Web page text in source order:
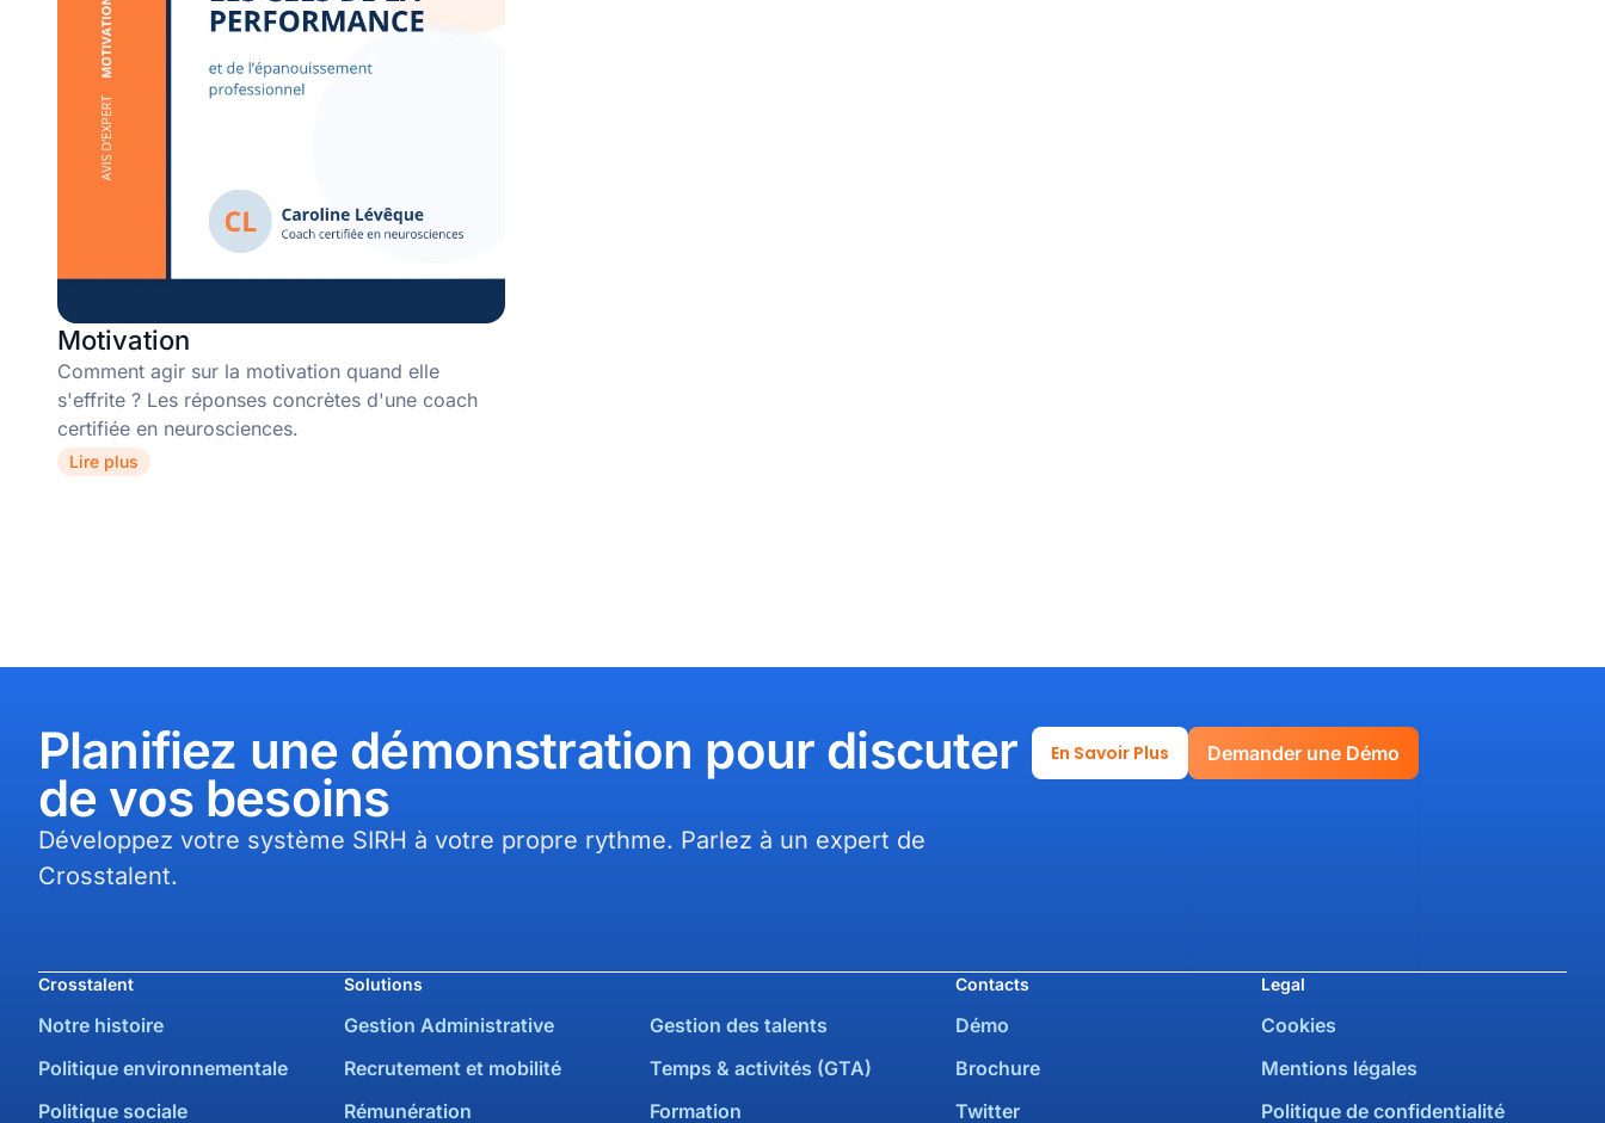
Motivation
Comment agir sur la motivation quand elle
s'effrite ? Les réponses concrètes d'une coach
certifiée en neurosciences.
Lire plus
Planifiez une démonstration pour discuter
de vos besoins​
Développez votre système SIRH à votre propre rythme. Parlez à un expert de
Crosstalent.
En Savoir Plus Demander une Démo
Crosstalent
Notre histoire
Politique environnementale
Politique sociale
Solutions
Gestion Administrative
Recrutement et mobilité
Rémunération
Gestion des talents
Temps & activités (GTA)
Formation
Contacts
Démo
Brochure
Twitter
Legal
Cookies
Mentions légales
Politique de confidentialité